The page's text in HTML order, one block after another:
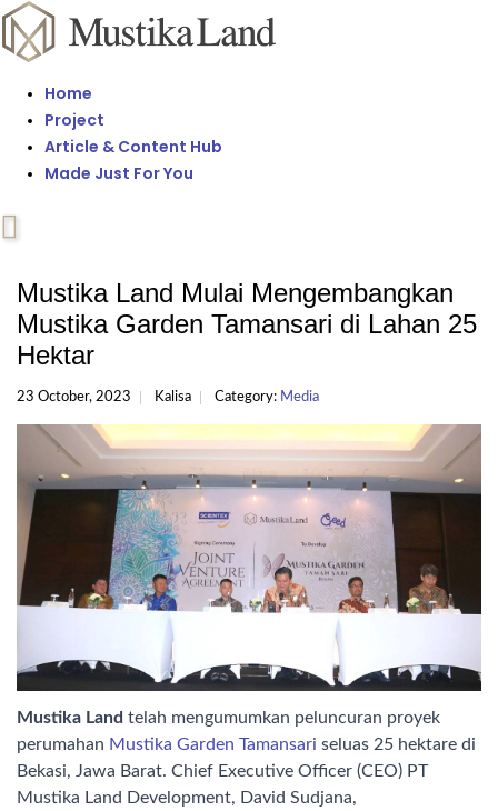
Home
Project
Article & Content Hub
Made Just For You
Mustika Land Mulai Mengembangkan
Mustika Garden Tamansari di Lahan 25
Hektar
23 October, 2023 Kalisa Category: Media
Mustika Land telah mengumumkan peluncuran proyek
perumahan Mustika Garden Tamansari seluas 25 hektare di
Bekasi, Jawa Barat. Chief Executive Officer (CEO) PT
Mustika Land Development, David Sudjana,